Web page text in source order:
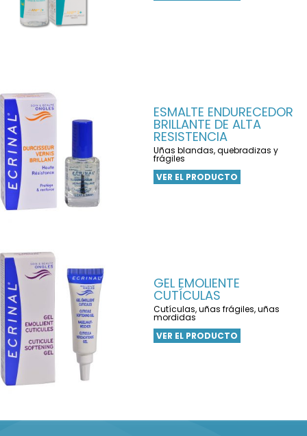
ESMALTE ENDURECEDOR
BRILLANTE DE ALTA
RESISTENCIA
Uñas blandas, quebradizas y
frágiles
VER EL PRODUCTO
GEL EMOLIENTE
CUTÍCULAS
Cutículas, uñas frágiles, uñas
mordidas
VER EL PRODUCTO